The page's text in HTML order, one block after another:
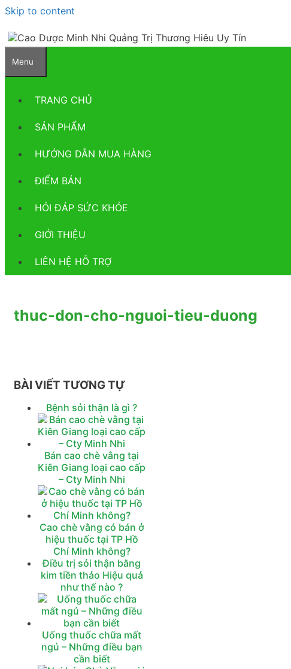
Skip to content
Menu
TRANG CHỦ
SẢN PHẨM
HƯỚNG DẪN MUA HÀNG
ĐIỂM BÁN
HỎI ĐÁP SỨC KHỎE
GIỚI THIỆU
LIÊN HỆ HỖ TRỢ
thuc-don-cho-nguoi-tieu-duong
BÀI VIẾT TƯƠNG TỰ
Bệnh sỏi thận là gì ?
Bán cao chè vằng tại
Kiên Giang loại cao cấp
– Cty Minh Nhi
Cao chè vằng có bán ở
hiệu thuốc tại TP Hồ
Chí Minh không?
Điều trị sỏi thận bằng
kim tiền thảo Hiệu quả
như thế nào ?
Uống thuốc chữa mất
ngủ – Những điều bạn
cần biết